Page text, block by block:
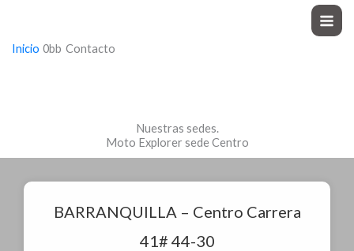
contenido
Inicio Contacto
Nuestras sedes.
Moto Explorer sede Centro
BARRANQUILLA – Centro Carrera
41# 44-30